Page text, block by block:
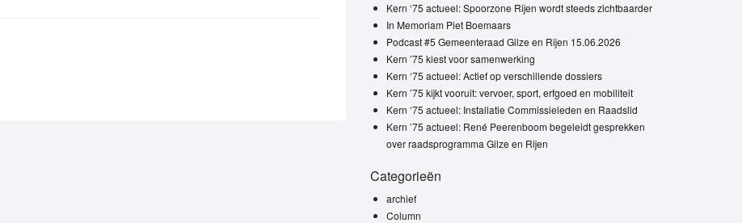
Kern ‘75 actueel: Spoorzone Rijen wordt steeds zichtbaarder
In Memoriam Piet Boemaars
Podcast #5 Gemeenteraad Gilze en Rijen 15.06.2026
Kern ’75 kiest voor samenwerking
Kern ‘75 actueel: Actief op verschillende dossiers
Kern ’75 kijkt vooruit: vervoer, sport, erfgoed en mobiliteit
Kern ‘75 actueel: Installatie Commissieleden en Raadslid
Kern ’75 actueel: René Peerenboom begeleidt gesprekken
over raadsprogramma Gilze en Rijen
Categorieën
archief
Column